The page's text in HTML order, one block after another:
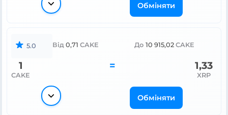
Обміняти
5.0 Від 0,71 CAKE До 10 915,02 CAKE
1
CAKE
= 1,33
XRP
Обміняти